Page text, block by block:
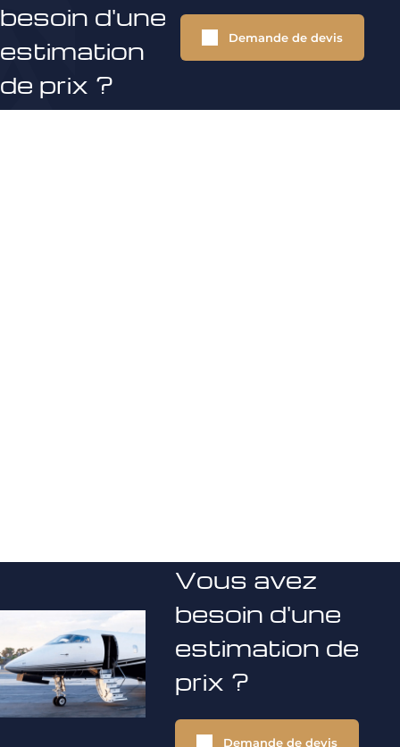
besoin d'une
estimation
de prix ?
Demande de devis
Vous avez
besoin d'une
estimation de
prix ?
Demande de devis